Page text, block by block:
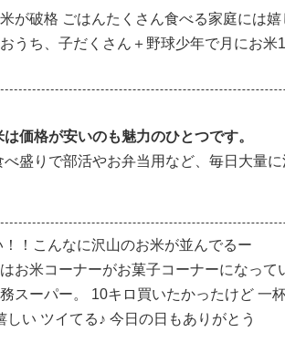
が破格 ごはんたくさん食べる家庭には嬉
うち、子だくさん＋野球少年で月にお米
価格が安いのも魅力のひとつです。
盛りで部活やお弁当用など、毎日大量
！こんなに沢山のお米が並んでるー
お米コーナーがお菓子コーナーになって
スーパー。 10キロ買いたかったけど 一
しい ツイてる♪ 今日の日もありがとう